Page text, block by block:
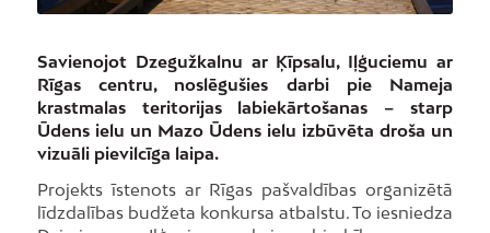
Savienojot Dzegužkalnu ar Ķīpsalu, Iļģuciemu ar
Rīgas centru, noslēgušies darbi pie Nameja
krastmalas teritorijas labiekārtošanas – starp
Ūdens ielu un Mazo Ūdens ielu izbūvēta droša un
vizuāli pievilcīga laipa.
Projekts īstenots ar Rīgas pašvaldības organizētā
līdzdalības budžeta konkursa atbalstu. To iesniedza